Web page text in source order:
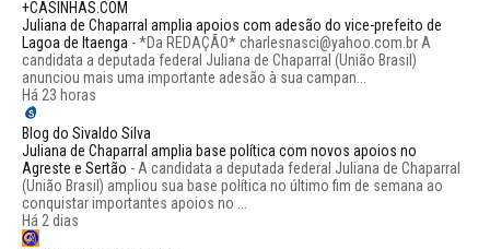
+CASINHAS.COM
Juliana de Chaparral amplia apoios com adesão do vice-prefeito de
Lagoa de Itaenga -*Da REDAÇÃO* charlesnasci@yahoo.com.br A
candidata a deputada federal Juliana de Chaparral (União Brasil)
anunciou mais uma importante adesão à sua campan...
Há 23 horas
Blog do Sivaldo Silva
Juliana de Chaparral amplia base política com novos apoios no
Agreste e Sertão - A candidata a deputada federal Juliana de Chaparral
(União Brasil) ampliou sua base política no último fim de semana ao
conquistar importantes apoios no ...
Há 2 dias